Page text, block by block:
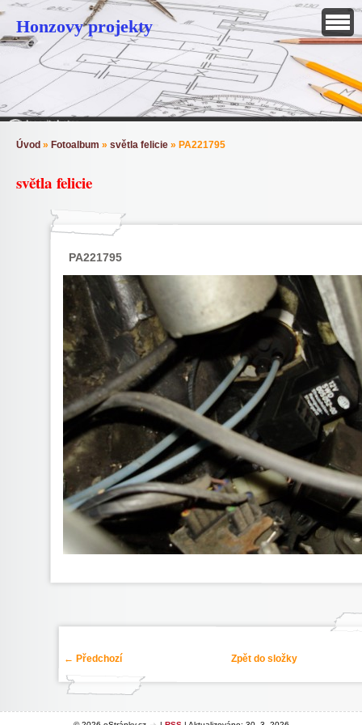
Honzovy projekty
Úvod » Fotoalbum » světla felicie » PA221795
světla felicie
PA221795
← Předchozí Zpět do složky